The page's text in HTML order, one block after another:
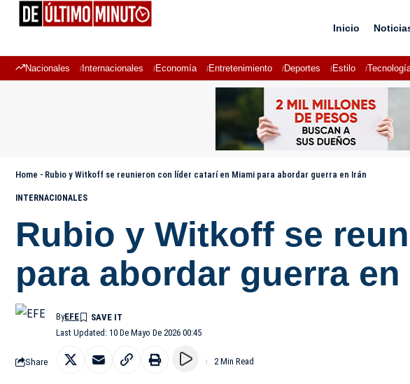
Inicio
Nacionales Internacionales Economía Entretenimiento Deportes Estilo
Home - Rubio y Witkoff se reunieron con líder catarí en Miami para abordar guerra en Irán
INTERNACIONALES
Rubio y Witkoff se
para abordar guerra en
Last Updated: 10 De Mayo De 2026 00:45
ByEFE
Share 2 Min Read